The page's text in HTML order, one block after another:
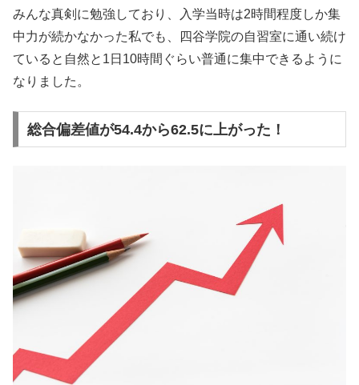
みんな真剣に勉強しており、入学当時は2時間程度しか集
中力が続かなかった私でも、四谷学院の自習室に通い続け
ていると自然と1日10時間ぐらい普通に集中できるように
なりました。
総合偏差値が54.4から62.5に上がった！